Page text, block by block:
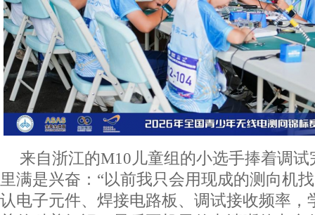
来自浙江的M10儿童组的小选手捧着调
里满是兴奋：“以前我只会用现成的测向机
认电子元件、焊接电路板、调试接收频率，